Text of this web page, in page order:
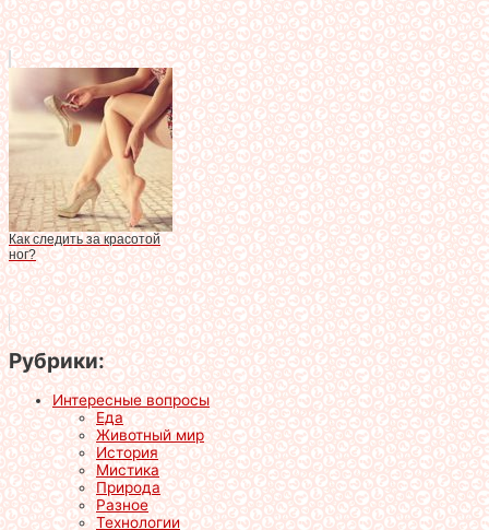
Как следить за красотой
ног?
Рубрики:
Интересные вопросы
Еда
Животный мир
История
Мистика
Природа
Разное
Технологии